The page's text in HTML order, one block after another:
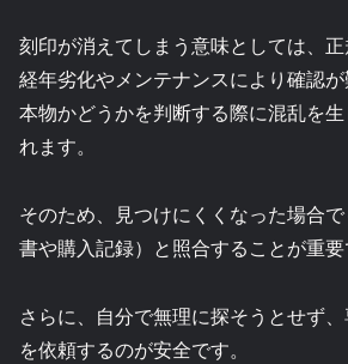
刻印が消えてしまう意味としては、
経年劣化やメンテナンスにより確認が
本物かどうかを判断する際に混乱を
れます。
そのため、見つけにくくなった場合
書や購入記録）と照合することが重要
さらに、自分で無理に探そうとせず
を依頼するのが安全です。